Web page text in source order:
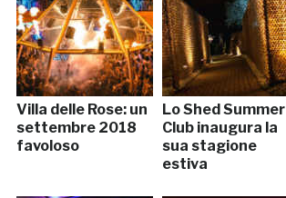
Villa delle Rose: un
settembre 2018
favoloso
Lo Shed Summer
Club inaugura la
sua stagione
estiva